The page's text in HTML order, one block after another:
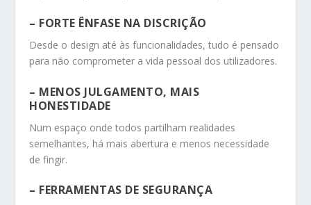
– FORTE ÊNFASE NA DISCRIÇÃO
Desde o design até às funcionalidades, tudo é pensado
para não comprometer a vida pessoal dos utilizadores.
– MENOS JULGAMENTO, MAIS
HONESTIDADE
Num espaço onde todos partilham realidades
semelhantes, há mais abertura e menos necessidade
de fingir.
– FERRAMENTAS DE SEGURANÇA